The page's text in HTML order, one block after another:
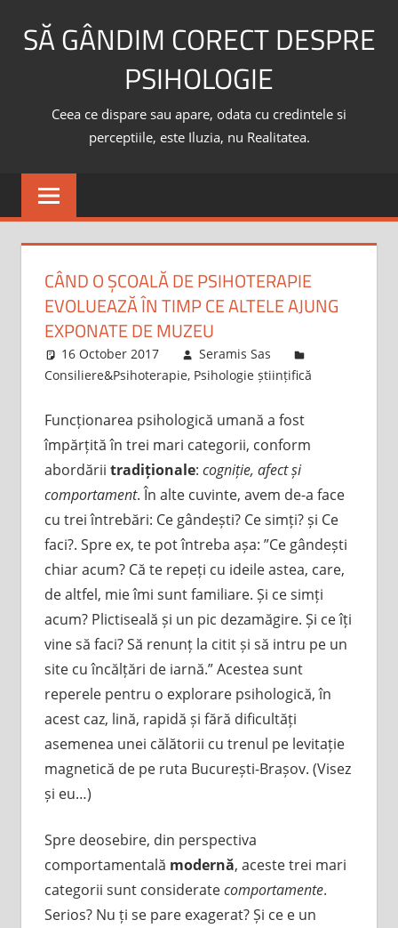
SĂ GÂNDIM CORECT DESPRE
PSIHOLOGIE
Ceea ce dispare sau apare, odata cu credintele si
perceptiile, este Iluzia, nu Realitatea.
CÂND O ȘCOALĂ DE PSIHOTERAPIE
EVOLUEAZĂ ÎN TIMP CE ALTELE AJUNG
EXPONATE DE MUZEU
16 October 2017
Seramis Sas
Consiliere&Psihoterapie, Psihologie științifică
Funcționarea psihologică umană a fost
împărțită în trei mari categorii, conform
abordării tradiționale: cogniție, afect și
comportament. În alte cuvinte, avem de-a face
cu trei întrebări: Ce gândești? Ce simți? și Ce
faci?. Spre ex, te pot întreba așa: ”Ce gândești
chiar acum? Că te repeți cu ideile astea, care,
de altfel, mie îmi sunt familiare. Și ce simți
acum? Plictiseală și un pic dezamăgire. Și ce îți
vine să faci? Să renunț la citit și să intru pe un
site cu încălțări de iarnă.” Acestea sunt
reperele pentru o explorare psihologică, în
acest caz, lină, rapidă și fără dificultăți
asemenea unei călătorii cu trenul pe levitație
magnetică de pe ruta București-Brașov. (Visez
și eu…)
Spre deosebire, din perspectiva
comportamentală modernă, aceste trei mari
categorii sunt consideratecomportamente.
Serios? Nu ți se pare exagerat? Și ce e un